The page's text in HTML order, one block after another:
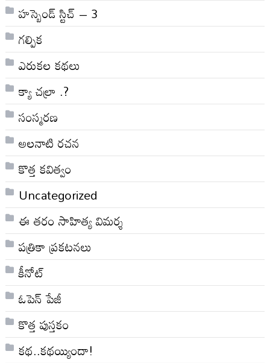
హస్బెండ్ స్టిచ్ – 3
గల్పిక
ఎరుకల కథలు
క్యా చల్రా .?
సంస్మరణ
అలనాటి రచన
కొత్త కవిత్వం
Uncategorized
ఈ తరం సాహిత్య విమర్శ
పత్రికా ప్రకటనలు
కీనోట్
ఓపెన్ పేజీ
కొత్త పుస్తకం
కథ..కథయ్యిందా!